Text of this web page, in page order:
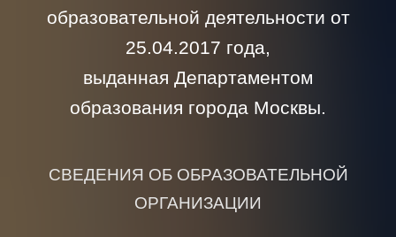
образовательной деятельности от
25.04.2017 года,
выданная Департаментом
образования города Москвы.
СВЕДЕНИЯ ОБ ОБРАЗОВАТЕЛЬНОЙ
ОРГАНИЗАЦИИ